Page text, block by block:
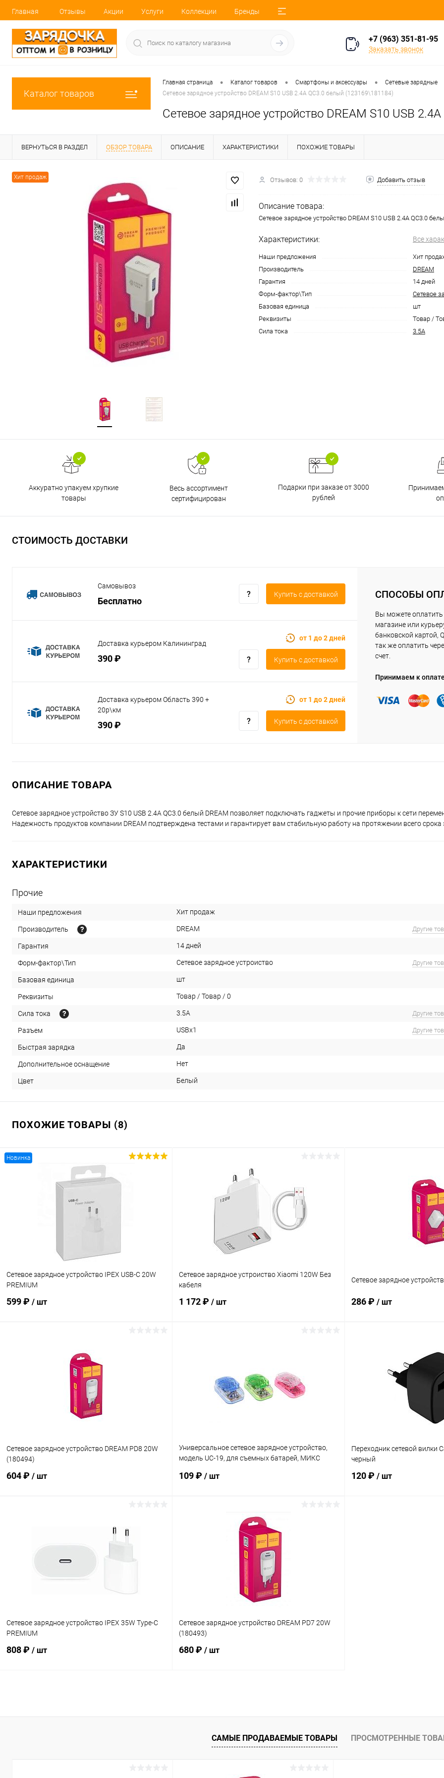
Главная Отзывы Акции Услуги Коллекции Бренды
+7 (963) 351-81-95
Заказать звонок
Каталог товаров
Главная страница • Каталог товаров • Смартфоны и аксессуары • Сетевые зарядные
Сетевое зарядное устройство DREAM S10 USB 2.4A QC3.0 белый (123169\181184)
Сетевое зарядное устройство DREAM S10 USB
ВЕРНУТЬСЯ В РАЗДЕЛ ОБЗОР ТОВАРА ОПИСАНИЕ ХАРАКТЕРИСТИКИ ПОХОЖИЕ ТОВАРЫ
Хит продаж Отзывов: 0 Добавить отзыв
Описание товара:
Сетевое зарядное устройство DREAM S10 USB 2.4A QC3.0
Характеристики: Все
Наши предложения
Хит
Производитель
DREAM
Гарантия
14 дней
Форм-фактор\Тип
Сетевое
Базовая единица
шт
Реквизиты
Товар /
Сила тока
3.5A
Аккуратно упакуем хрупкие
товары
Весь ассортимент
сертифицирован
Подарки при заказе от 3000
рублей
СТОИМОСТЬ ДОСТАВКИ
Самовывоз
Бесплатно
Купить c доставкой
Доставка курьером Калининград
390 ₽
от 1 до 2 дней
Купить c доставкой
Доставка курьером Область 390 +
20р\км
390 ₽
от 1 до 2 дней
Купить c доставкой
СПОСОБЫ
Вы можете оплатить
магазине или
банковской картой,
так же оплатить
счет.
Принимаем к оплате
ОПИСАНИЕ ТОВАРА
Сетевое зарядное устройство ЗУ S10 USB 2.4A QC3.0 белый DREAM позволяет подключать гаджеты и прочие приборы к сети
Надежность продуктов компании DREAM подтверждена тестами и гарантирует вам стабильную работу на протяжении всего срока
ХАРАКТЕРИСТИКИ
Прочие
Наши предложения Хит продаж
Производитель DREAM Другие
Гарантия 14 дней
Форм-фактор\Тип Сетевое зарядное устроиство Другие
Базовая единица шт
Реквизиты Товар / Товар / 0
Сила тока 3.5A Другие
Разъем USBx1 Другие
Быстрая зарядка Да
Дополнительное оснащение Нет
Цвет Белый
ПОХОЖИЕ ТОВАРЫ (8)
Новинка
Сетевое зарядное устройство IPEX USB-С 20W
PREMIUM
599 ₽ / шт
Сетевое зарядное устроиство Xiaomi 120W Без
кабеля
1 172 ₽ / шт
В избранное В наличии
Сетевое зарядное
286 ₽ / шт
Купить в 1 клик
В избранное
Сетевое зарядное устройство DREAM PD8 20W
(180494)
604 ₽ / шт
К сравнению
В избранное В наличии
Универсальное сетевое зарядное устройство,
модель UC-19, для съемных батарей, МИКС
109 ₽ / шт
В корзину
К сравнению
Переходник сетевой вилки
черный
120 ₽ / шт
Сетевое зарядное устройство IPEX 35W Type-C
PREMIUM
808 ₽ / шт
Купить в 1 клик К сравнению
Сетевое зарядное устройство DREAM PD7 20W
(180493)
680 ₽ / шт
Купить в 1 клик К сравнению
В избранное В наличии
САМЫЕ ПРОДАВАЕМЫЕ ТОВАРЫ ПРОСМОТРЕННЫЕ